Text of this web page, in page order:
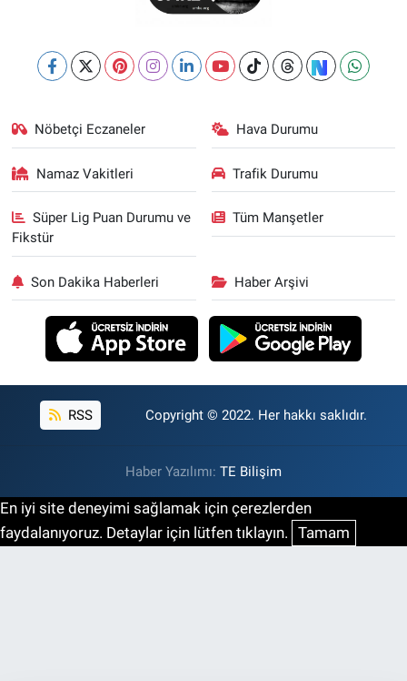
Nöbetçi Eczaneler Hava Durumu
Namaz Vakitleri Trafik Durumu
Süper Lig Puan Durumu ve
Fikstür
Tüm Manşetler
Son Dakika Haberleri Haber Arşivi
RSS Copyright © 2022. Her hakkı saklıdır.
Haber Yazılımı: TE Bilişim
En iyi site deneyimi sağlamak için çerezlerden
faydalanıyoruz. Detaylar için lütfen tıklayın. Tamam